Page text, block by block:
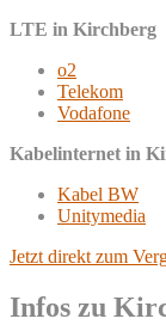
LTE in Kirchberg
o2
Telekom
Vodafone
Kabelinternet in
Kabel BW
Unitymedia
Jetzt direkt zum
Infos zu